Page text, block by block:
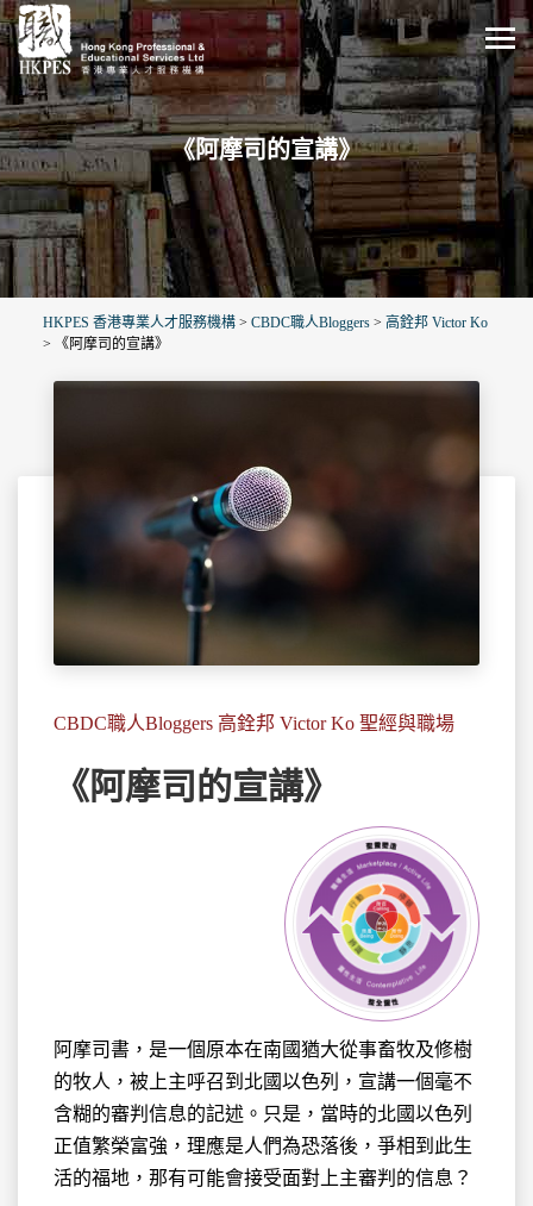
《阿摩司的宣講》
HKPES 香港專業人才服務機構 > CBDC職人Bloggers > 高銓邦 Victor Ko
>
《阿摩司的宣講》
CBDC職人Bloggers 高銓邦 Victor Ko 聖經與職場
《阿摩司的宣講》
阿摩司書，是一個原本在南國猶大從事畜牧及修樹
的牧人，被上主呼召到北國以色列，宣講一個毫不
含糊的審判信息的記述。只是，當時的北國以色列
正值繁榮富強，理應是人們為恐落後，爭相到此生
活的福地，那有可能會接受面對上主審判的信息？